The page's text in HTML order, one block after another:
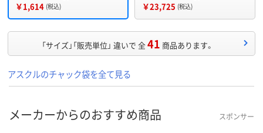
￥1,614 (税込) ￥23,725 (税込)
「サイズ」「販売単位」 違いで 全41 商品あります。
アスクルのチャック袋を全て見る
メーカーからのおすすめ商品 スポンサー